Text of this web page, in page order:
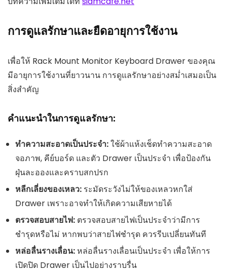
การดูแลรักษาและยืดอายุการใช้งาน
เพื่อให้ Rack Mount Monitor Keyboard Drawer ของคุณ
มีอายุการใช้งานที่ยาวนาน การดูแลรักษาอย่างสม่ำเสมอเป็น
สิ่งสำคัญ
คำแนะนำในการดูแลรักษา:
ทำความสะอาดเป็นประจำ:ใช้ผ้าแห้งเช็ดทำความสะอาด
จอภาพ, คีย์บอร์ด และตัว Drawer เป็นประจำ เพื่อป้องกัน
ฝุ่นละอองและคราบสกปรก
หลีกเลี่ยงของเหลว: ระมัดระวังไม่ให้ของเหลวหกใส่
Drawer เพราะอาจทำให้เกิดความเสียหายได้
ตรวจสอบสายไฟ: ตรวจสอบสายไฟเป็นประจำว่ามีการ
ชำรุดหรือไม่ หากพบว่าสายไฟชำรุด ควรรีบเปลี่ยนทันที
หล่อลื่นรางเลื่อน:หล่อลื่นรางเลื่อนเป็นประจำ เพื่อให้การ
เปิดปิด Drawer เป็นไปอย่างราบรื่น